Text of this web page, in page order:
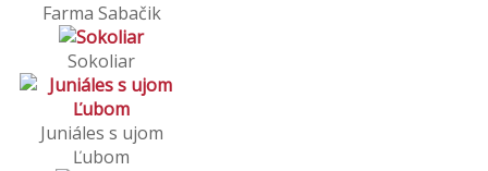
Farma Sabačik
Sokoliar
Juniáles s ujom
Ľubom